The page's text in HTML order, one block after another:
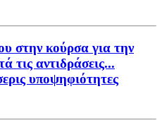
στην κούρσα για την
αντιδράσεις...
υποψηφιότητες